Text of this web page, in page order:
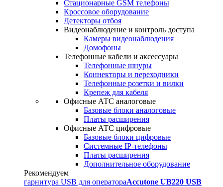
Стационарные GSM телефоны
Кроссовое оборудование
Детекторы отбоя
Видеонаблюдение и контроль доступа
Камеры видеонаблюдения
Домофоны
Телефонные кабели и аксессуары
Телефонные шнуры
Коннекторы и переходники
Телефонные розетки и вилки
Крепеж для кабеля
Офисные АТС аналоговые
Базовые блоки аналоговые
Платы расширения
Офисные АТС цифровые
Базовые блоки цифровые
Системные IP-телефоны
Платы расширения
Дополнительное оборудование
Рекомендуем
гарнитура USB для оператораAccutone UB220 USB